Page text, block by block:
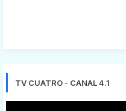
TV CUATRO - CANAL 4.1